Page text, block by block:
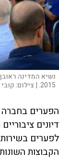
נשיא המדינה
2015. |
צילום:
הפערים
דיונים
לפערים
הקבוצות